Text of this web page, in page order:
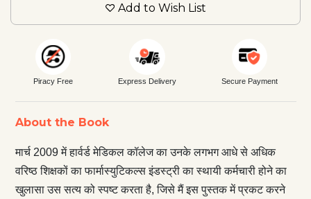
Add to Wish List
Piracy Free Express Delivery Secure Payment
About the Book
मार्च 2009 में हार्वर्ड मेडिकल कॉलेज का उनके लगभग आधे से अधिक
वरिष्ठ शिक्षकों का फार्मास्युटिकल्स इंडस्ट्री का स्थायी कर्मचारी होने का
खुलासा उस सत्य को स्पष्ट करता है, जिसे मैं इस पुस्तक में प्रकट करने